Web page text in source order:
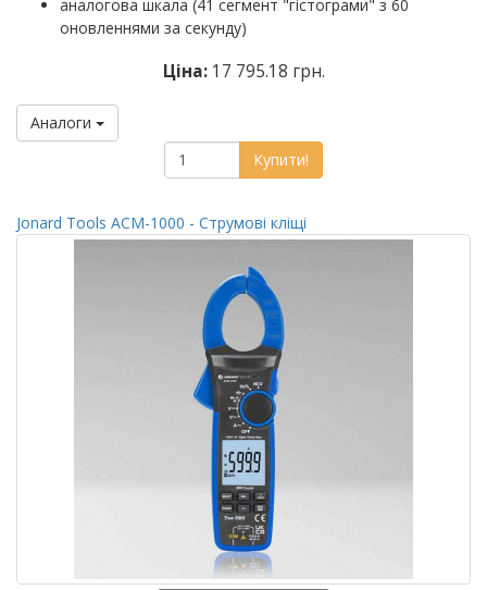
аналогова шкала (41 сегмент "гістограми" з 60
оновленнями за секунду)
Ціна: 17 795.18 грн.
Аналоги
Купити!
Jonard Tools ACM-1000 - Струмові кліщі